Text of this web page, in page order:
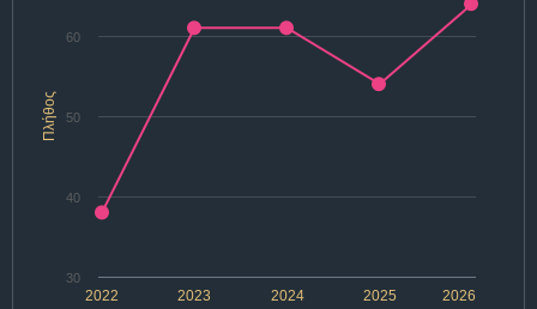
Πλήθος
2022 2024 2026
2023 2025
40
50
60
30